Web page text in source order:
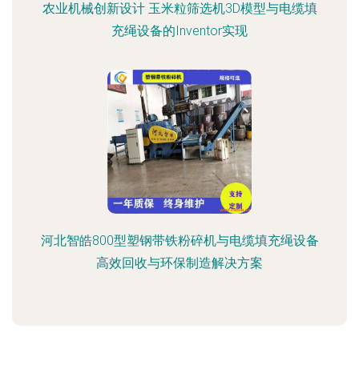
农业机械创新设计 玉米粒筛选机3D模型与电缆填
充绳设备的Inventor实现
河北智皓800型塑钢带铁粉碎机与电缆填充绳设备
高效回收与环保制造解决方案